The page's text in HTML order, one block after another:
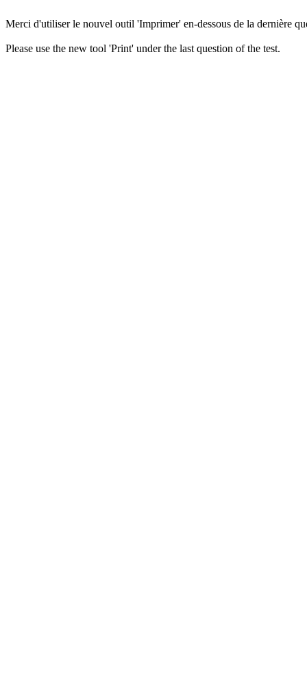
Merci d'utiliser le nouvel outil 'Imprimer' en-dessous de la dernière
Please use the new tool 'Print' under the last question of the test.